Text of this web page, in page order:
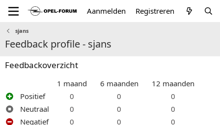
Aanmelden Registreren
sjans
Feedback profile - sjans
Feedbackoverzicht
1 maand 6 maanden
12 maanden
Positief
0 0
0
Neutraal
0 0
0
Negatief
0 0
0